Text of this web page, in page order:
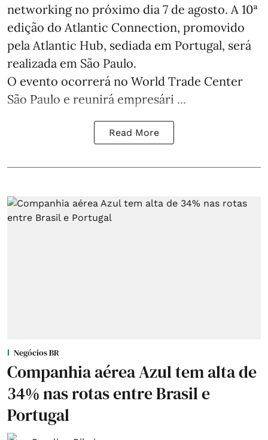
networking no próximo dia 7 de agosto. A 10ª
edição do Atlantic Connection, promovido
pela Atlantic Hub, sediada em Portugal, será
realizada em São Paulo.
O evento ocorrerá no World Trade Center
São Paulo e reunirá empresári ...
Read More
Negócios BR
Companhia aérea Azul tem alta de
34% nas rotas entre Brasil e
Portugal